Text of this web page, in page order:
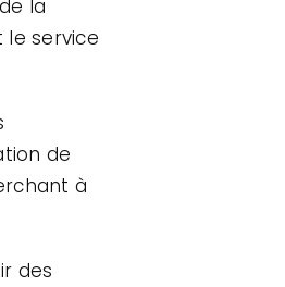
la
service
de
à
des